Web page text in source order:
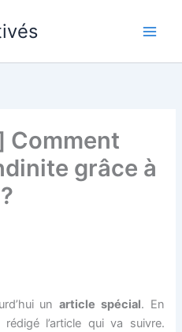
Comment
grâce à
unarticle spécial. En
l’article qui va suivre.